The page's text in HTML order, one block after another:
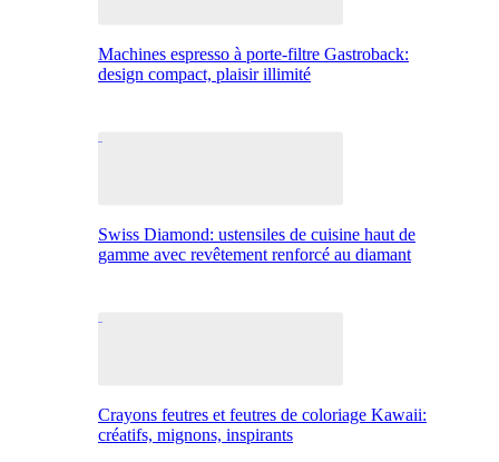
Machines espresso à porte-filtre Gastroback:
design compact, plaisir illimité
Swiss Diamond: ustensiles de cuisine haut de
gamme avec revêtement renforcé au diamant
Crayons feutres et feutres de coloriage Kawaii:
créatifs, mignons, inspirants